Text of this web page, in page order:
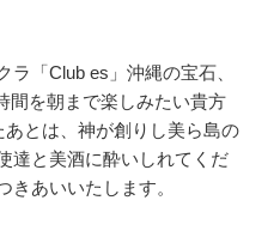
「Club es」沖縄の宝石、
間を朝まで楽しみたい貴方
とは、神が創りし美ら島の
達と美酒に酔いしれてくだ
きあいいたします。